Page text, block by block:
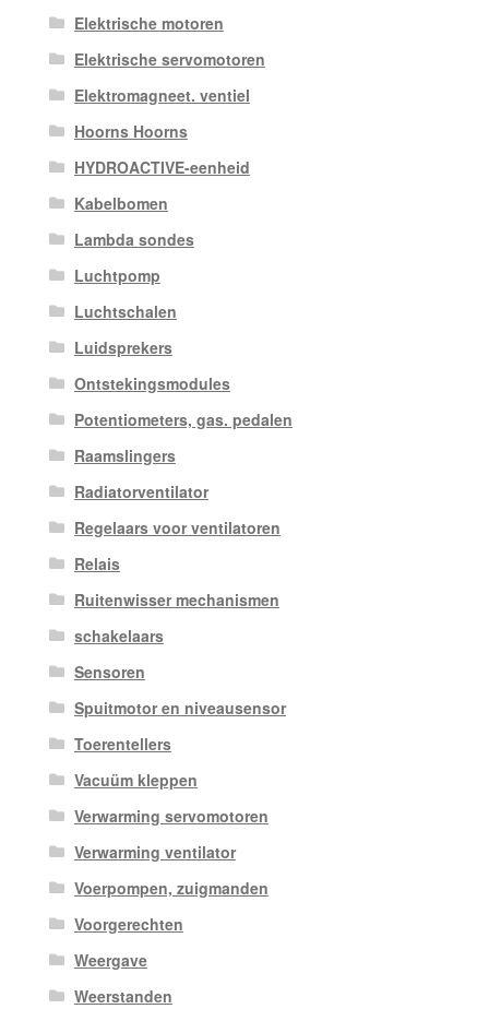
Elektrische motoren
Elektrische servomotoren
Elektromagneet. ventiel
Hoorns Hoorns
HYDROACTIVE-eenheid
Kabelbomen
Lambda sondes
Luchtpomp
Luchtschalen
Luidsprekers
Ontstekingsmodules
Potentiometers, gas. pedalen
Raamslingers
Radiatorventilator
Regelaars voor ventilatoren
Relais
Ruitenwisser mechanismen
schakelaars
Sensoren
Spuitmotor en niveausensor
Toerentellers
Vacuüm kleppen
Verwarming servomotoren
Verwarming ventilator
Voerpompen, zuigmanden
Voorgerechten
Weergave
Weerstanden